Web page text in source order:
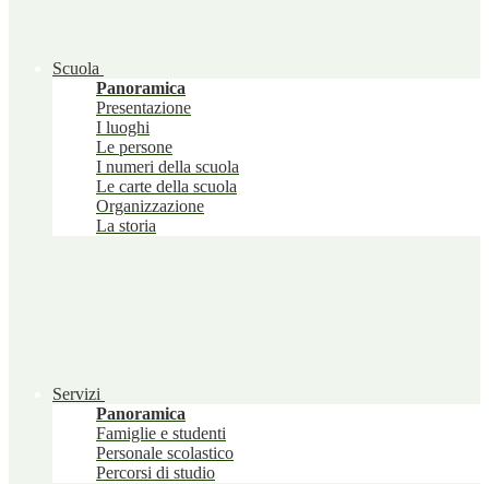
Scuola
Panoramica
Presentazione
I luoghi
Le persone
I numeri della scuola
Le carte della scuola
Organizzazione
La storia
Servizi
Panoramica
Famiglie e studenti
Personale scolastico
Percorsi di studio